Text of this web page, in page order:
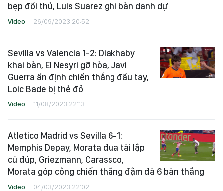
bẹp đối thủ, Luis Suarez ghi bàn danh dự
Video 26/09/2023 20:52
Sevilla vs Valencia 1-2: Diakhaby
khai bàn, El Nesyri gỡ hòa, Javi
Guerra ấn định chiến thắng đầu tay,
Loic Bade bị thẻ đỏ
Video 11/08/2023 22:13
Atletico Madrid vs Sevilla 6-1:
Memphis Depay, Morata đua tài lập
cú đúp, Griezmann, Carassco,
Morata góp công chiến thắng đậm đà 6 bàn thắng
Video 04/03/2023 22:02